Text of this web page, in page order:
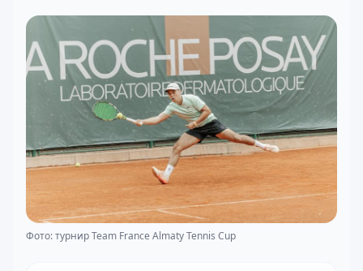
Фото: турнир Team France Almaty Tennis Cup